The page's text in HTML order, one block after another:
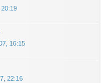
16:15
22:16